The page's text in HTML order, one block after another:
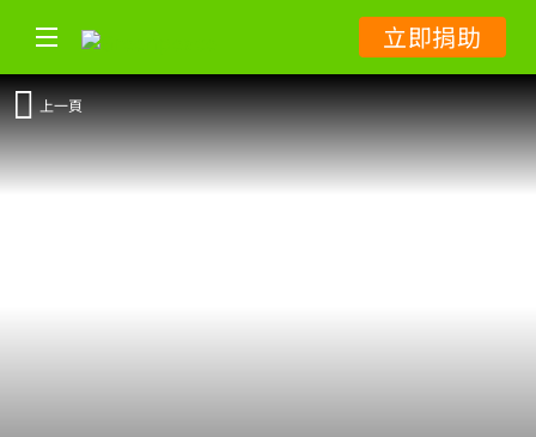
立即捐助
上一頁